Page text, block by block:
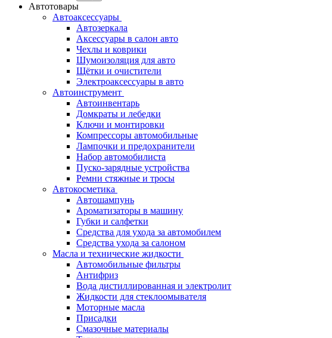
Автотовары
Автоаксессуары
Автозеркала
Аксессуары в салон авто
Чехлы и коврики
Шумоизоляция для авто
Щётки и очистители
Электроаксессуары в авто
Автоинструмент
Автоинвентарь
Домкраты и лебедки
Ключи и монтировки
Компрессоры автомобильные
Лампочки и предохранители
Набор автомобилиста
Пуско-зарядные устройства
Ремни стяжные и тросы
Автокосметика
Автошампунь
Ароматизаторы в машину
Губки и салфетки
Средства для ухода за автомобилем
Средства ухода за салоном
Масла и технические жидкости
Автомобильные фильтры
Антифриз
Вода дистиллированная и электролит
Жидкости для стеклоомывателя
Моторные масла
Присадки
Смазочные материалы